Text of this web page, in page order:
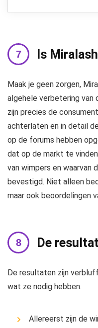
Is
Maak je geen zorgen,
algehele verbetering van
zijn precies de
achterlaten en in detail
op de forums hebben
dat op de markt te
van wimpers en
bevestigd. Niet alleen
maar ook beoordelingen
De
De resultaten zijn
wat ze nodig hebben.
Allereerst zijn de